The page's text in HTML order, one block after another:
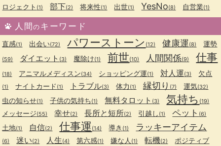
ロジェクト (1) 部下(2) 将来性(1) 出世(1) YesNo(8) 自営業(1)
人間のキーワード
直感(1) 出会い(72) パワーストーン (12) 健康運(8) 運勢
(59) ダイエット (3) 魔除け(1) 前世(10) 人間関係(9) 仕事
(18) アニマルメディスン(34) ショッピング運(1) 対人運(3) 欠点
(1) ナイトカード (1) トラブル(3) 体力 (1) 縁切り (7) 運気(32)
虫の知らせ(1) 子供の気持ち(1) 無料タロット (3) 気持ち (19)
メッセージ(55) 幸せ(2) 長所と短所(2) 引越し (1) ペット (6)
土地(1) 自信(2) 仕事運 (14) 導き (1) ラッキーアイテム
(6) 迷い(2) 人生(4) 第六感(1) 嫌な人 (1) 転機(2) ポジティブ